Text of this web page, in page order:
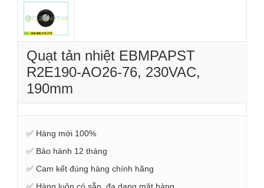
Quạt tản nhiệt EBMPAPST
R2E190-AO26-76, 230VAC,
190mm
✅ Hàng mới 100%
✅ Bảo hành 12 tháng
✅ Cam kết đúng hàng chính hãng